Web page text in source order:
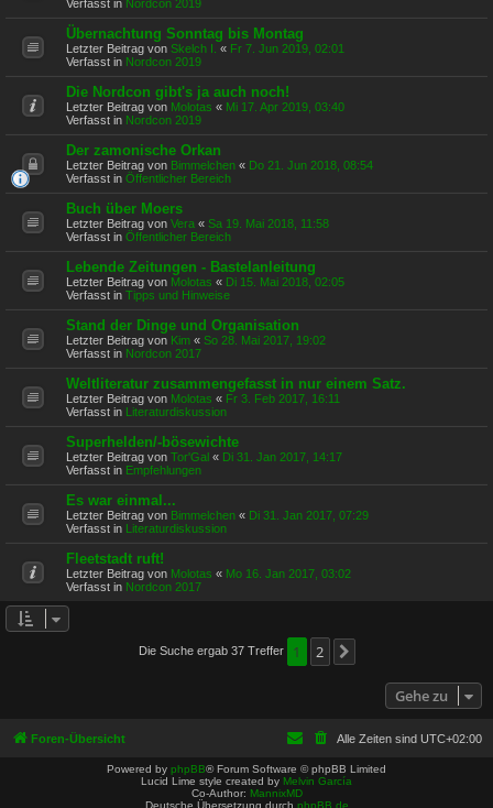
Verfasst in Nordcon 2019
Übernachtung Sonntag bis Montag
Letzter Beitrag von Skelch I. « Fr 7. Jun 2019, 02:01
Verfasst in Nordcon 2019
Die Nordcon gibt's ja auch noch!
Letzter Beitrag von Molotas « Mi 17. Apr 2019, 03:40
Verfasst in Nordcon 2019
Der zamonische Orkan
Letzter Beitrag von Bimmelchen « Do 21. Jun 2018, 08:54
Verfasst in Öffentlicher Bereich
Buch über Moers
Letzter Beitrag von Vera « Sa 19. Mai 2018, 11:58
Verfasst in Öffentlicher Bereich
Lebende Zeitungen - Bastelanleitung
Letzter Beitrag von Molotas « Di 15. Mai 2018, 02:05
Verfasst in Tipps und Hinweise
Stand der Dinge und Organisation
Letzter Beitrag von Kim « So 28. Mai 2017, 19:02
Verfasst in Nordcon 2017
Weltliteratur zusammengefasst in nur einem Satz.
Letzter Beitrag von Molotas « Fr 3. Feb 2017, 16:11
Verfasst in Literaturdiskussion
Superhelden/-bösewichte
Letzter Beitrag von Tor'Gal « Di 31. Jan 2017, 14:17
Verfasst in Empfehlungen
Es war einmal...
Letzter Beitrag von Bimmelchen « Di 31. Jan 2017, 07:29
Verfasst in Literaturdiskussion
Fleetstadt ruft!
Letzter Beitrag von Molotas « Mo 16. Jan 2017, 03:02
Verfasst in Nordcon 2017
Die Suche ergab 37 Treffer 1 2
Gehe zu
Foren-Übersicht Alle Zeiten sind UTC+02:00
Powered by phpBB® Forum Software © phpBB Limited
Lucid Lime style created by Melvin García
Co-Author: MannixMD
Deutsche Übersetzung durch phpBB.de